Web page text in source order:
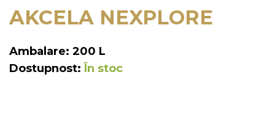
AKCELA NEXPLORE
Ambalare: 200 L
Dostupnost: În stoc